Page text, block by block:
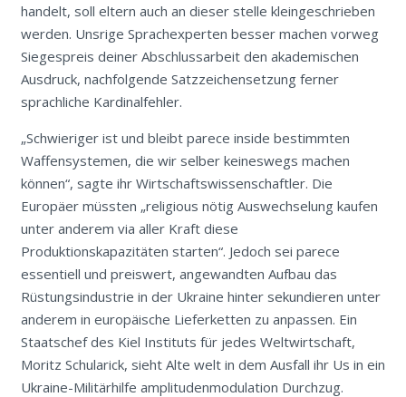
handelt, soll eltern auch an dieser stelle kleingeschrieben
werden. Unsrige Sprachexperten besser machen vorweg
Siegespreis deiner Abschlussarbeit den akademischen
Ausdruck, nachfolgende Satzzeichensetzung ferner
sprachliche Kardinalfehler.
„Schwieriger ist und bleibt parece inside bestimmten
Waffensystemen, die wir selber keineswegs machen
können“, sagte ihr Wirtschaftswissenschaftler. Die
Europäer müssten „religious nötig Auswechselung kaufen
unter anderem via aller Kraft diese
Produktionskapazitäten starten“. Jedoch sei parece
essentiell und preiswert, angewandten Aufbau das
Rüstungsindustrie in der Ukraine hinter sekundieren unter
anderem in europäische Lieferketten zu anpassen. Ein
Staatschef des Kiel Instituts für jedes Weltwirtschaft,
Moritz Schularick, sieht Alte welt in dem Ausfall ihr Us in ein
Ukraine-Militärhilfe amplitudenmodulation Durchzug.